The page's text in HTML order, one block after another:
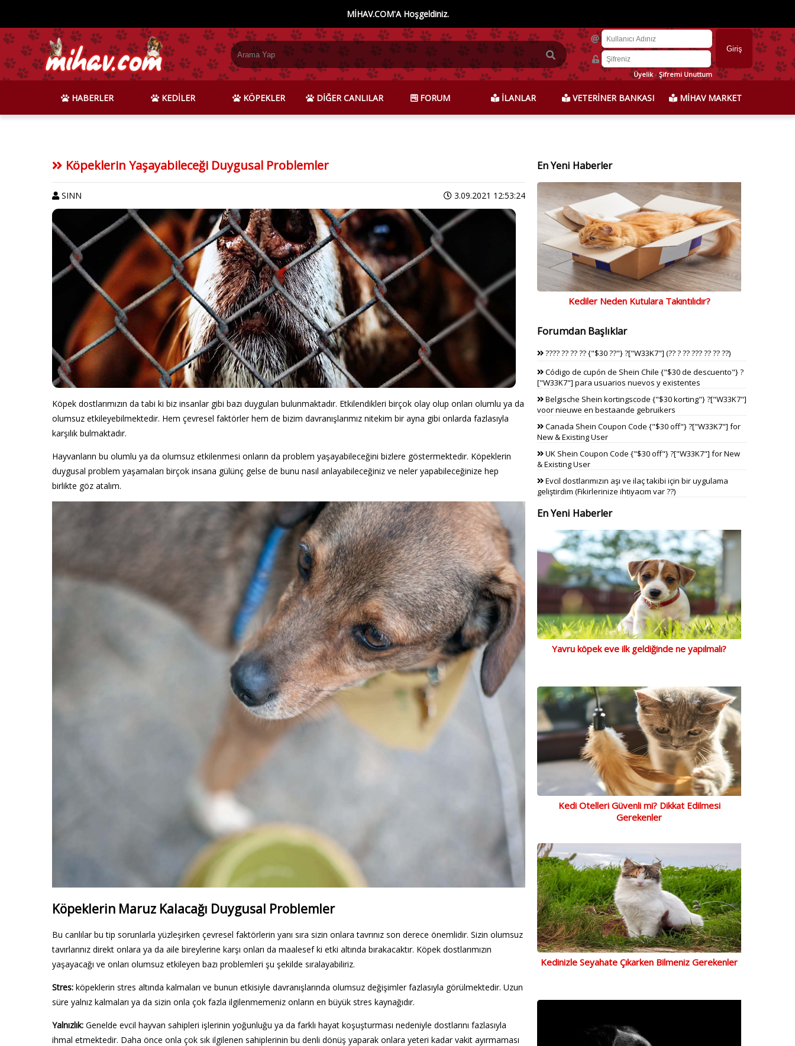
MİHAV.COM'A Hoşgeldiniz.
Üyelik-Şifremi Unuttum
HABERLER KEDİLER KÖPEKLER DİĞER CANLILAR FORUM İLANLAR VETERİNER BANKASI MİHAV MARKET
Köpeklerin Yaşayabileceği Duygusal Problemler
SINN 3.09.2021 12:53:24
Köpek dostlarımızın da tabi ki biz insanlar gibi bazı duyguları bulunmaktadır. Etkilendikleri birçok olay olup onları olumlu ya da
olumsuz etkileyebilmektedir. Hem çevresel faktörler hem de bizim davranışlarımız nitekim bir ayna gibi onlarda fazlasıyla
karşılık bulmaktadır.
Hayvanların bu olumlu ya da olumsuz etkilenmesi onların da problem yaşayabileceğini bizlere göstermektedir. Köpeklerin
duygusal problem yaşamaları birçok insana gülünç gelse de bunu nasıl anlayabileceğiniz ve neler yapabileceğinize hep
birlikte göz atalım.
Köpeklerin Maruz Kalacağı Duygusal Problemler
Bu canlılar bu tip sorunlarla yüzleşirken çevresel faktörlerin yanı sıra sizin onlara tavrınız son derece önemlidir. Sizin olumsuz
tavırlarınız direkt onlara ya da aile bireylerine karşı onları da maalesef ki etki altında bırakacaktır. Köpek dostlarımızın
yaşayacağı ve onları olumsuz etkileyen bazı problemleri şu şekilde sıralayabiliriz.
Stres: köpeklerin stres altında kalmaları ve bunun etkisiyle davranışlarında olumsuz değişimler fazlasıyla görülmektedir. Uzun
süre yalnız kalmaları ya da sizin onla çok fazla ilgilenmemeniz onların en büyük stres kaynağıdır.
Yalnızlık: Genelde evcil hayvan sahipleri işlerinin yoğunluğu ya da farklı hayat koşuşturması nedeniyle dostlarını fazlasıyla
ihmal etmektedir. Daha önce onla çok sık ilgilenen sahiplerinin bu denli dönüş yaparak onlara yeteri kadar vakit ayırmaması
En Yeni Haberler
Kediler Neden Kutulara Takıntılıdır?
Forumdan Başlıklar
???? ?? ?? ?? {"$30 ??"} ?["W33K7"] (?? ? ?? ??? ?? ?? ??)
Código de cupón de Shein Chile {"$30 de descuento"} ?
["W33K7"] para usuarios nuevos y existentes
Belgische Shein kortingscode {"$30 korting"} ?["W33K7"]
voor nieuwe en bestaande gebruikers
Canada Shein Coupon Code {"$30 off"} ?["W33K7"] for
New & Existing User
UK Shein Coupon Code {"$30 off"} ?["W33K7"] for New
& Existing User
Evcil dostlarımızın aşı ve ilaç takibi için bir uygulama
geliştirdim (Fikirlerinize ihtiyacım var ??)
En Yeni Haberler
Yavru köpek eve ilk geldiğinde ne yapılmalı?
Kedi Otelleri Güvenli mi? Dikkat Edilmesi
Gerekenler
Kedinizle Seyahate Çıkarken Bilmeniz Gerekenler